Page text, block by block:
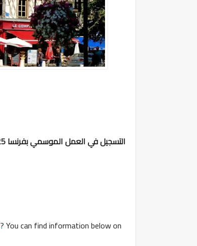
التسجيل في العمل الموسمي بفرنسا 2025
? You can find information below on